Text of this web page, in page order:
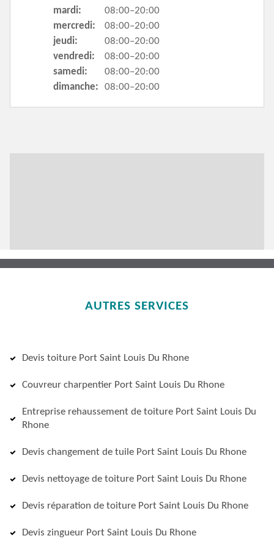
mardi:
08:00–20:00
mercredi:
08:00–20:00
jeudi:
08:00–20:00
vendredi:
08:00–20:00
samedi:
08:00–20:00
dimanche:
08:00–20:00
AUTRES SERVICES
Devis toiture Port Saint Louis Du Rhone
Couvreur charpentier Port Saint Louis Du Rhone
Entreprise rehaussement de toiture Port Saint Louis Du
Rhone
Devis changement de tuile Port Saint Louis Du Rhone
Devis nettoyage de toiture Port Saint Louis Du Rhone
Devis réparation de toiture Port Saint Louis Du Rhone
Devis zingueur Port Saint Louis Du Rhone